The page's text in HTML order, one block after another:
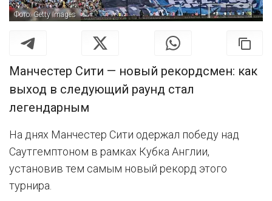
Фото: Getty Images
Манчестер Сити — новый рекордсмен: как
выход в следующий раунд стал
легендарным
На днях Манчестер Сити одержал победу над
Саутгемптоном в рамках Кубка Англии,
установив тем самым новый рекорд этого
турнира.